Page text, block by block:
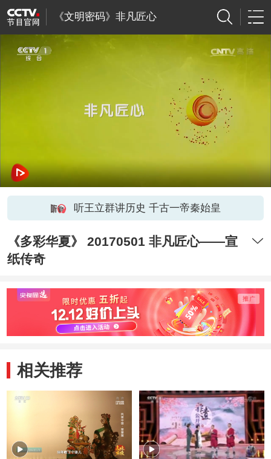
《文明密码》非凡匠心
听王立群讲历史 千古一帝秦始皇
《多彩华夏》 20170501 非凡匠心——宣
纸传奇
相关推荐